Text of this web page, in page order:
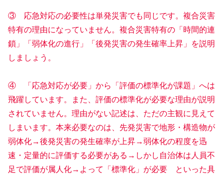
③ 応急対応の必要性は単発災害でも同じです。複合災害
特有の理由になっていません。複合災害特有の「時間的連
鎖」「弱体化の進行」「後発災害の発生確率上昇」を説明
しましょう。
④ 「応急対応が必要」から「評価の標準化が課題」へは
飛躍しています。また、評価の標準化が必要な理由が説明
されていません。理由がない記述は、ただの主観に見えて
しまいます。本来必要なのは、先発災害で地形・構造物が
弱体化→後発災害の発生確率が上昇→弱体化の程度を迅
速・定量的に評価する必要がある→しかし自治体は人員不
足で評価が属人化→よって「標準化」が必要 といった具